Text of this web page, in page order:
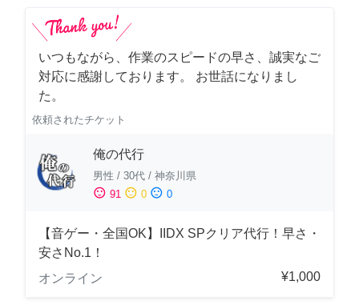
いつもながら、作業のスピードの早さ、誠実なご
対応に感謝しております。 お世話になりまし
た。
依頼されたチケット
俺の代行
男性 / 30代 / 神奈川県
sentiment_satisfied 91 sentiment_neutral 0 sentiment_dissatisfied 0
【音ゲー・全国OK】IIDX SPクリア代行！早さ・
安さNo.1！
オンライン
¥1,000